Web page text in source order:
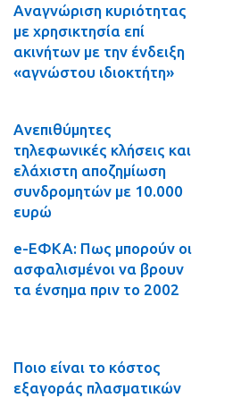
Αναγνώριση κυριότητας
με χρησικτησία επί
ακινήτων με την ένδειξη
«αγνώστου ιδιοκτήτη»
Ανεπιθύμητες
τηλεφωνικές κλήσεις και
ελάχιστη αποζημίωση
συνδρομητών με 10.000
ευρώ
e-ΕΦΚΑ: Πως μπορούν οι
ασφαλισμένοι να βρουν
τα ένσημα πριν το 2002
Ποιο είναι το κόστος
εξαγοράς πλασματικών